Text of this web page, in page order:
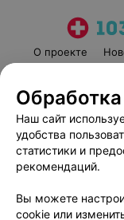
О проекте
Наш сайт
удобства
статистики и
рекомендаций.
Вы можете
cookie или